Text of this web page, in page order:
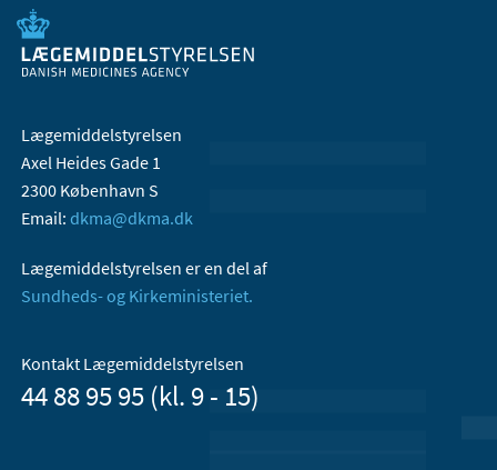
Lægemiddelstyrelsen
Axel Heides Gade 1
2300 København S
Email: dkma@dkma.dk
Lægemiddelstyrelsen er en del af
Sundheds- og Kirkeministeriet.
Kontakt Lægemiddelstyrelsen
44 88 95 95 (kl. 9 - 15)